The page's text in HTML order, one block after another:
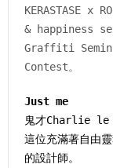
KERASTASE x
& happiness
Graffiti
Contest。
Just me
鬼才Charlie le
這位充滿著自由
的設計師。